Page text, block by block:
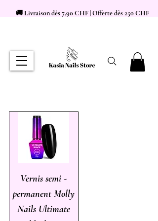
🚚 Livraison dès 7,90 CHF | Offerte dès 250 CHF
Vernis semi -
permanent Molly
Nails Ultimate